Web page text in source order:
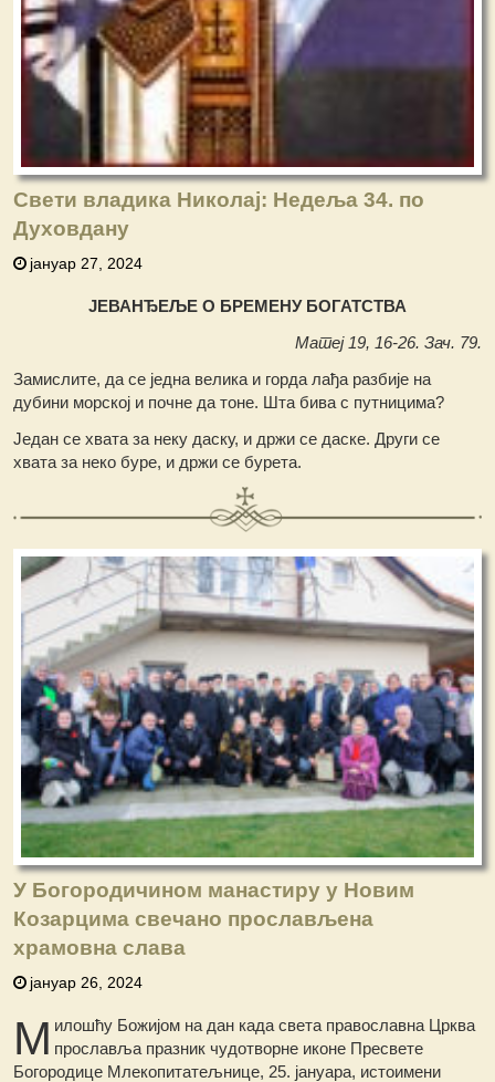
Свети владика Николај: Недеља 34. по
Духовдану
јануар 27, 2024
ЈЕВАНЂЕЉЕ О БРЕМЕНУ БОГАТСТВА
Матеј 19, 16-26. Зач. 79.
Замислите, да се једна велика и горда лађа разбије на
дубини морској и почне да тоне. Шта бива с путницима?
Један се хвата за неку даску, и држи се даске. Други се
хвата за неко буре, и држи се бурета.
У Богородичином манастиру у Новим
Козарцима свечано прослављена
храмовна слава
јануар 26, 2024
М илошћу Божијом на дан када света православна Црква
прославља празник чудотворне иконе Пресвете
Богородице Млекопитатељнице, 25. јануара, истоимени